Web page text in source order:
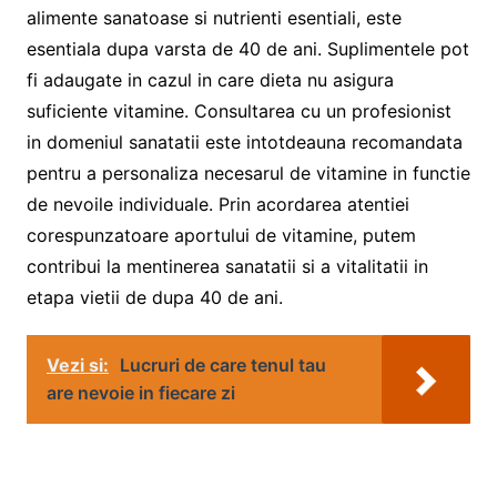
alimente sanatoase si nutrienti esentiali, este
esentiala dupa varsta de 40 de ani. Suplimentele pot
fi adaugate in cazul in care dieta nu asigura
suficiente vitamine. Consultarea cu un profesionist
in domeniul sanatatii este intotdeauna recomandata
pentru a personaliza necesarul de vitamine in functie
de nevoile individuale. Prin acordarea atentiei
corespunzatoare aportului de vitamine, putem
contribui la mentinerea sanatatii si a vitalitatii in
etapa vietii de dupa 40 de ani.
Vezi si: Lucruri de care tenul tau
are nevoie in fiecare zi